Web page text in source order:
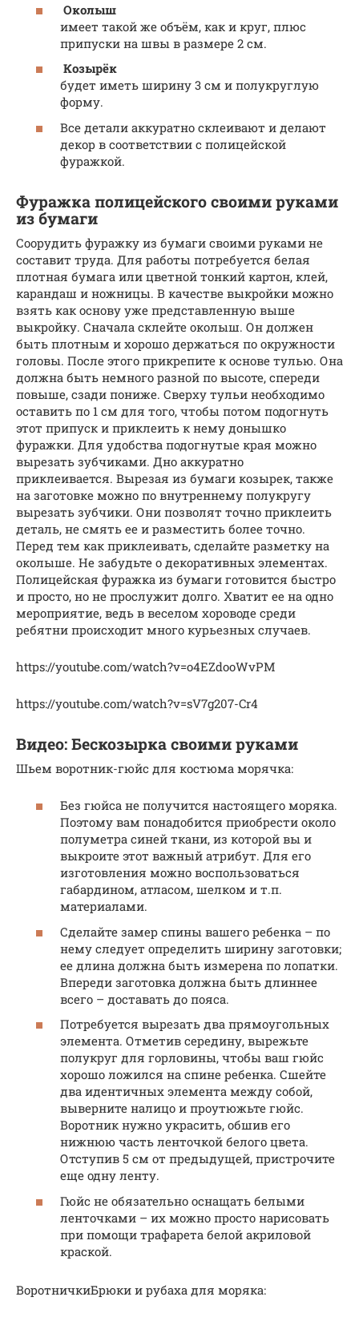
Околыш
имеет такой же объём, как и круг, плюс
припуски на швы в размере 2 см.
Козырёк
будет иметь ширину 3 см и полукруглую
форму.
Все детали аккуратно склеивают и делают
декор в соответствии с полицейской
фуражкой.
Фуражка полицейского своими руками
из бумаги
Соорудить фуражку из бумаги своими руками не
составит труда. Для работы потребуется белая
плотная бумага или цветной тонкий картон, клей,
карандаш и ножницы. В качестве выкройки можно
взять как основу уже представленную выше
выкройку. Сначала склейте околыш. Он должен
быть плотным и хорошо держаться по окружности
головы. После этого прикрепите к основе тулью. Она
должна быть немного разной по высоте, спереди
повыше, сзади пониже. Сверху тульи необходимо
оставить по 1 см для того, чтобы потом подогнуть
этот припуск и приклеить к нему донышко
фуражки. Для удобства подогнутые края можно
вырезать зубчиками. Дно аккуратно
приклеивается. Вырезая из бумаги козырек, также
на заготовке можно по внутреннему полукругу
вырезать зубчики. Они позволят точно приклеить
деталь, не смять ее и разместить более точно.
Перед тем как приклеивать, сделайте разметку на
околыше. Не забудьте о декоративных элементах.
Полицейская фуражка из бумаги готовится быстро
и просто, но не прослужит долго. Хватит ее на одно
мероприятие, ведь в веселом хороводе среди
ребятни происходит много курьезных случаев.
https://youtube.com/watch?v=o4EZdooWvPM
https://youtube.com/watch?v=sV7g207-Cr4
Видео: Бескозырка своими руками
Шьем воротник-гюйс для костюма морячка:
Без гюйса не получится настоящего моряка.
Поэтому вам понадобится приобрести около
полуметра синей ткани, из которой вы и
выкроите этот важный атрибут. Для его
изготовления можно воспользоваться
габардином, атласом, шелком и т.п.
материалами.
Сделайте замер спины вашего ребенка – по
нему следует определить ширину заготовки;
ее длина должна быть измерена по лопатки.
Впереди заготовка должна быть длиннее
всего – доставать до пояса.
Потребуется вырезать два прямоугольных
элемента. Отметив середину, вырежьте
полукруг для горловины, чтобы ваш гюйс
хорошо ложился на спине ребенка. Сшейте
два идентичных элемента между собой,
выверните налицо и проутюжьте гюйс.
Воротник нужно украсить, обшив его
нижнюю часть ленточкой белого цвета.
Отступив 5 см от предыдущей, пристрочите
еще одну ленту.
Гюйс не обязательно оснащать белыми
ленточками – их можно просто нарисовать
при помощи трафарета белой акриловой
краской.
ВоротничкиБрюки и рубаха для моряка: